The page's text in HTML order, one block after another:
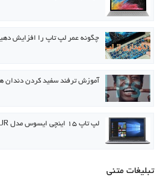
چگونه عمر لپ تاپ را افزایش
آموزش ترفند سفید کردن دندان
لپ تاپ ۱۵ اینچی ایسوس مدل VivoBook R542UR…
تبلیغات متنی